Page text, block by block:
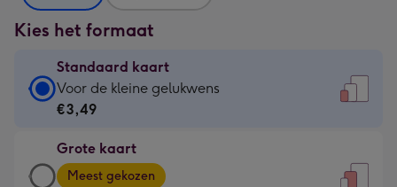
Kies het formaat
Standaard kaart
Standaard
kaart
€3,49
-
Voor de kleine gelukwens
€3,49
Grote kaart
Grote
Meest gekozen